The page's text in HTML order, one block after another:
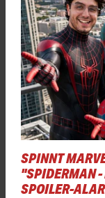
SPINNT
"SPIDERMAN
SPOILER-